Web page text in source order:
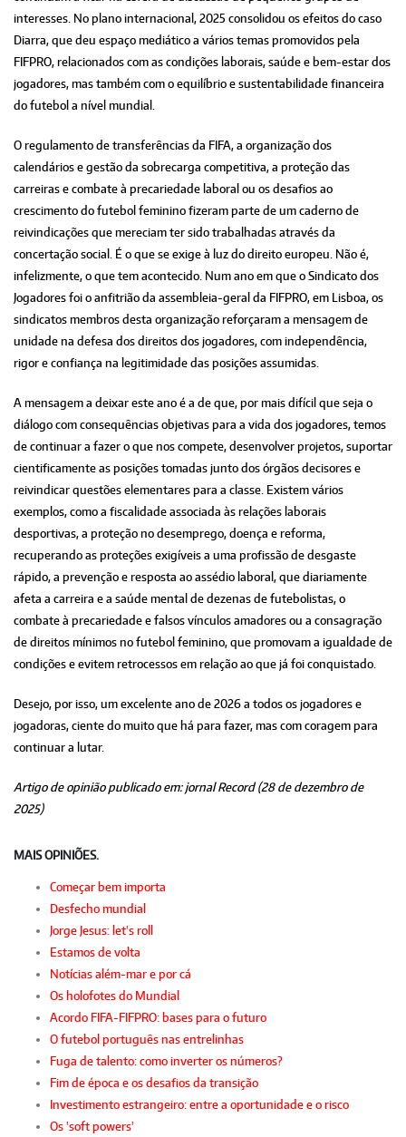
interesses. No plano internacional, 2025 consolidou os efeitos do caso
Diarra, que deu espaço mediático a vários temas promovidos pela
FIFPRO, relacionados com as condições laborais, saúde e bem-estar dos
jogadores, mas também com o equilíbrio e sustentabilidade financeira
do futebol a nível mundial.
O regulamento de transferências da FIFA, a organização dos
calendários e gestão da sobrecarga competitiva, a proteção das
carreiras e combate à precariedade laboral ou os desafios ao
crescimento do futebol feminino fizeram parte de um caderno de
reivindicações que mereciam ter sido trabalhadas através da
concertação social. É o que se exige à luz do direito europeu. Não é,
infelizmente, o que tem acontecido. Num ano em que o Sindicato dos
Jogadores foi o anfitrião da assembleia-geral da FIFPRO, em Lisboa, os
sindicatos membros desta organização reforçaram a mensagem de
unidade na defesa dos direitos dos jogadores, com independência,
rigor e confiança na legitimidade das posições assumidas.
A mensagem a deixar este ano é a de que, por mais difícil que seja o
diálogo com consequências objetivas para a vida dos jogadores, temos
de continuar a fazer o que nos compete, desenvolver projetos, suportar
cientificamente as posições tomadas junto dos órgãos decisores e
reivindicar questões elementares para a classe. Existem vários
exemplos, como a fiscalidade associada às relações laborais
desportivas, a proteção no desemprego, doença e reforma,
recuperando as proteções exigíveis a uma profissão de desgaste
rápido, a prevenção e resposta ao assédio laboral, que diariamente
afeta a carreira e a saúde mental de dezenas de futebolistas, o
combate à precariedade e falsos vínculos amadores ou a consagração
de direitos mínimos no futebol feminino, que promovam a igualdade de
condições e evitem retrocessos em relação ao que já foi conquistado.
Desejo, por isso, um excelente ano de 2026 a todos os jogadores e
jogadoras, ciente do muito que há para fazer, mas com coragem para
continuar a lutar.
Artigo de opinião publicado em: jornal Record (28 de dezembro de
2025)
MAIS OPINIÕES.
Começar bem importa
Desfecho mundial
Jorge Jesus: let's roll
Estamos de volta
Notícias além-mar e por cá
Os holofotes do Mundial
Acordo FIFA-FIFPRO: bases para o futuro
O futebol português nas entrelinhas
Fuga de talento: como inverter os números?
Fim de época e os desafios da transição
Investimento estrangeiro: entre a oportunidade e o risco
Os 'soft powers'